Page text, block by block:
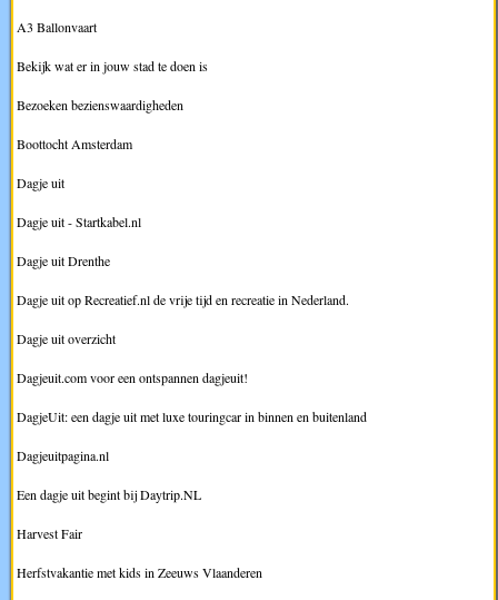
A3 Ballonvaart
Bekijk wat er in jouw stad te doen is
Bezoeken bezienswaardigheden
Boottocht Amsterdam
Dagje uit
Dagje uit - Startkabel.nl
Dagje uit Drenthe
Dagje uit op Recreatief.nl de vrije tijd en recreatie in Nederland.
Dagje uit overzicht
Dagjeuit.com voor een ontspannen dagjeuit!
DagjeUit: een dagje uit met luxe touringcar in binnen en buitenland
Dagjeuitpagina.nl
Een dagje uit begint bij Daytrip.NL
Harvest Fair
Herfstvakantie met kids in Zeeuws Vlaanderen